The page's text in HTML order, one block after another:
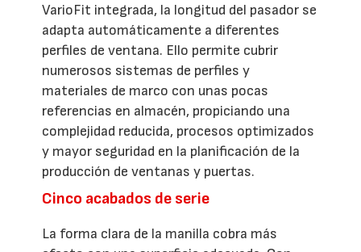
VarioFit integrada, la longitud del pasador se
adapta automáticamente a diferentes
perfiles de ventana. Ello permite cubrir
numerosos sistemas de perfiles y
materiales de marco con unas pocas
referencias en almacén, propiciando una
complejidad reducida, procesos optimizados
y mayor seguridad en la planificación de la
producción de ventanas y puertas.
Cinco acabados de serie
La forma clara de la manilla cobra más